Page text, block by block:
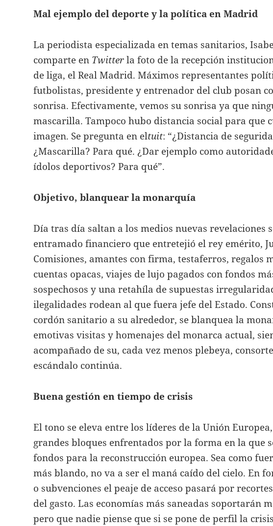
Mal ejemplo del deporte y la política en Madrid
La periodista especializada en temas sanitarios,
comparte en Twitterla foto de la recepción
de liga, el Real Madrid. Máximos representantes
futbolistas, presidente y entrenador del club posan
sonrisa. Efectivamente, vemos su sonrisa ya que
mascarilla. Tampoco hubo distancia social para que
imagen. Se pregunta en eltuit: “¿Distancia de
¿Mascarilla? Para qué. ¿Dar ejemplo como
ídolos deportivos? Para qué”.
Objetivo, blanquear la monarquía
Día tras día saltan a los medios nuevas revelaciones
entramado financiero que entretejió el rey emérito,
Comisiones, amantes con firma, testaferros, regalos
cuentas opacas, viajes de lujo pagados con fondos
sospechosos y una retahíla de supuestas
ilegalidades rodean al que fuera jefe del Estado.
cordón sanitario a su alrededor, se blanquea la
emotivas visitas y homenajes del monarca actual,
acompañado de su, cada vez menos plebeya,
escándalo continúa.
Buena gestión en tiempo de crisis
El tono se eleva entre los líderes de la Unión
grandes bloques enfrentados por la forma en la que
fondos para la reconstrucción europea. Sea como
más blando, no va a ser el maná caído del cielo. En
o subvenciones el peaje de acceso pasará por
del gasto. Las economías más saneadas soportarán
pero que nadie piense que si se pone de perfil la